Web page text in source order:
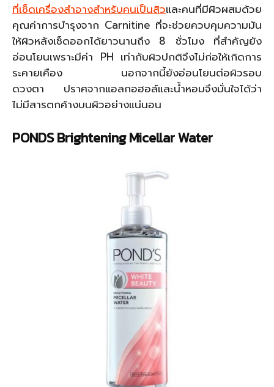
ที่เช็ดเครื่องสำอางสำหรับคนเป็นสิวและคนที่มีผิวผสมด้วย
คุณค่าการบำรุงจาก Carnitine ที่จะช่วยควบคุมความมัน
ให้ผิวหลังเช็ดออกได้ยาวนานถึง 8 ชั่วโมง ที่สำคัญยัง
อ่อนโยนเพราะมีค่า PH เท่ากับผิวปกติจึงไม่ก่อให้เกิดการ
ระคายเคือง นอกจากนี้ยังอ่อนโยนต่อผิวรอบ
ดวงตา ปราศจากแอลกอฮอล์และน้ำหอมจึงมั่นใจได้ว่า
ไม่มีสารตกค้างบนผิวอย่างแน่นอน
PONDS Brightening Micellar Water